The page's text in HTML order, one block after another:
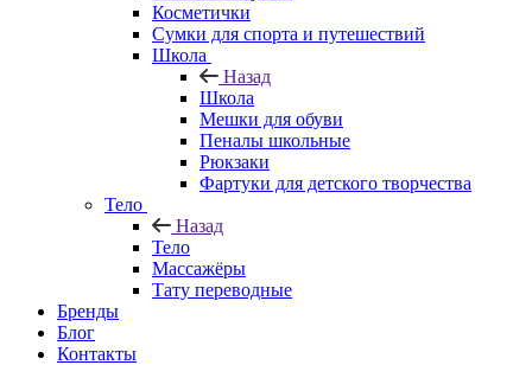
Косметички
Сумки для спорта и путешествий
Школа
Назад
Школа
Мешки для обуви
Пеналы школьные
Рюкзаки
Фартуки для детского творчества
Тело
Назад
Тело
Массажёры
Тату переводные
Бренды
Блог
Контакты